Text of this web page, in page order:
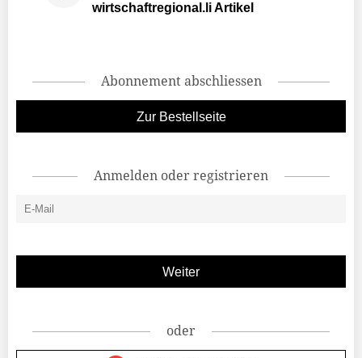
wirtschaftregional.li Artikel
Abonnement abschliessen
Zur Bestellseite
Anmelden oder registrieren
oder